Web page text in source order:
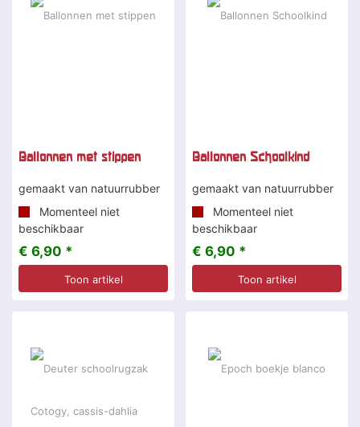
Ballonnen met stippen
gemaakt van natuurrubber
Momenteel niet
beschikbaar
€ 6,90 *
Toon artikel
Ballonnen Schoolkind
gemaakt van natuurrubber
Momenteel niet
beschikbaar
€ 6,90 *
Toon artikel